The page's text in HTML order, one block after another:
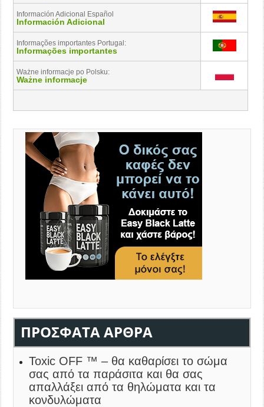
Información Adicional Español
Información Adicional
Informações importantes Portugal:
Informações importantes
Ważne informacje po Polsku:
Ważne informacje
ΠΡΌΣΦΑΤΑ ΆΡΘΡΑ
Toxic OFF ™ – θα καθαρίσει το σώμα
σας από τα παράσιτα και θα σας
απαλλάξει από τα θηλώματα και τα
κονδυλώματα